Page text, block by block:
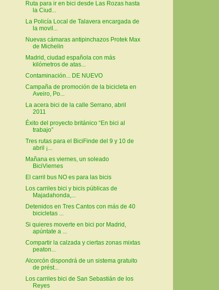
Ruta para ir en bici desde Las Rozas hasta
la Ciud...
La Policía Local de Talavera encargada de
la movil...
Nuevas cámaras antipinchazos Protek Max
de Michelin
Madrid, ciudad española con más
kilómetros de atas...
Contaminación... DE NUEVO
Campaña de promoción de la bicicleta en
Aveiro, Po...
La acera bici de la calle Serrano, abril
2011
Éxito del proyecto británico “En bici al
trabajo”
Tres rutas para el BiciFinde del 9 y 10 de
abril ¡...
Mañana es viernes, un soleado
BiciViernes
El carril bus NO es para las bicis
Los carriles bici y bicis públicas de
Majadahonda,...
Detenidos en Tres Cantos con más de 40
bicicletas ...
Si quieres moverte en bici por Madrid,
apúntate a ...
Compartir la calzada y ciertas zonas mixtas
peaton...
Alcorcón dispondrá de un sistema gratuito
de prést...
Los carriles bici de San Sebastián de los
Reyes